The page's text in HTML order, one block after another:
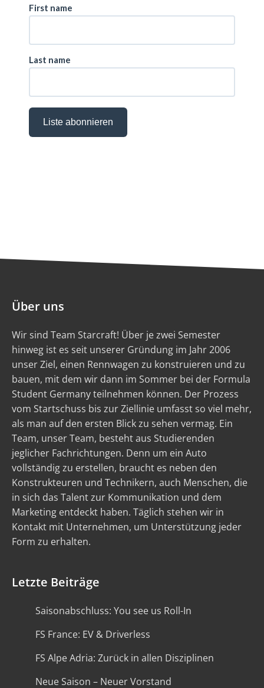
Über uns
Wir sind Team Starcraft! Über je zwei Semester
hinweg ist es seit unserer Gründung im Jahr 2006
unser Ziel, einen Rennwagen zu konstruieren und zu
bauen, mit dem wir dann im Sommer bei der Formula
Student Germany teilnehmen können. Der Prozess
vom Startschuss bis zur Ziellinie umfasst so viel mehr,
als man auf den ersten Blick zu sehen vermag. Ein
Team, unser Team, besteht aus Studierenden
jeglicher Fachrichtungen. Denn um ein Auto
vollständig zu erstellen, braucht es neben den
Konstrukteuren und Technikern, auch Menschen, die
in sich das Talent zur Kommunikation und dem
Marketing entdeckt haben. Täglich stehen wir in
Kontakt mit Unternehmen, um Unterstützung jeder
Form zu erhalten.
Letzte Beiträge
Saisonabschluss: You see us Roll-In
FS France: EV & Driverless
FS Alpe Adria: Zurück in allen Disziplinen
Neue Saison – Neuer Vorstand